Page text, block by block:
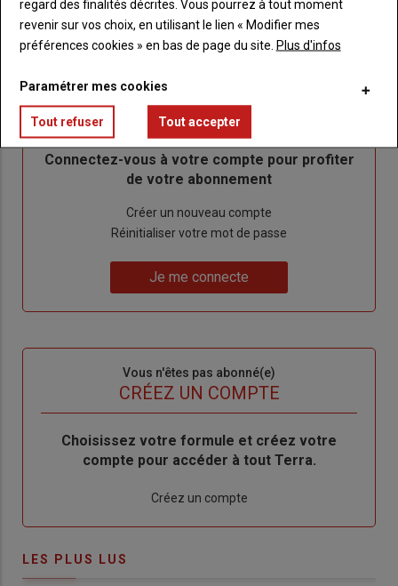
Sous-
titre
Vous êtes abonné(e)
TITRE IDENTIFIEZ-VOUS
Body
Connectez-vous à votre compte pour profiter
de votre abonnement
Créer un nouveau compte
de
Réinitialiser votre mot de passe
me
Je me connecte
Vous n'êtes pas abonné(e)
CRÉEZ UN COMPTE
BodyChoisissez votre formule et créez votre
compte pour accéder à tout Terra.
Créez un compte
LES PLUS LUS
regard des finalités décrites. Vous pourrez à tout moment
revenir sur vos choix, en utilisant le lien « Modifier mes
préférences cookies » en bas de page du site. Plus d'infos
Paramétrer mes cookies
Tout refuser Tout accepter